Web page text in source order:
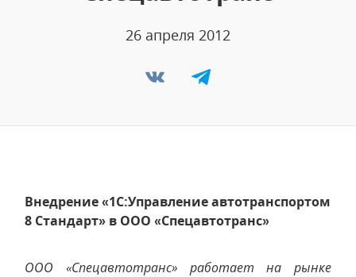
26 апреля 2012
Внедрение «1С:Управление автотранспортом
8 Стандарт» в ООО «Спецавтотранс»
ООО «Спецавтотранс» работает на рынке